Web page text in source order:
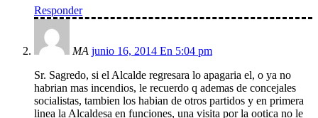
Responder
MA junio 16, 2014 En 5:04 pm
Sr. Sagredo, si el Alcalde regresara lo apagaria el, o ya no
habrian mas incendios, le recuerdo q ademas de concejales
socialistas, tambien los habian de otros partidos y en primera
linea la Alcaldesa en funciones, una visita por la ootica no le